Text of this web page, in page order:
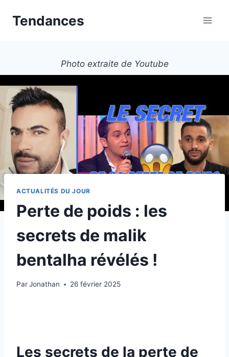
Tendances
Photo extraite de Youtube
ACTUALITÉS DU JOUR
Perte de poids : les
secrets de malik
bentalha révélés !
ParJonathan 26 février 2025
Les secrets de la perte de